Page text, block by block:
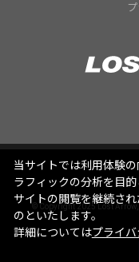
© Copyright 2025 Lost
当サイトでは利用体験
ラフィックの分析を目的
サイトの閲覧を継続さ
のといたします。
詳細についてはプライ